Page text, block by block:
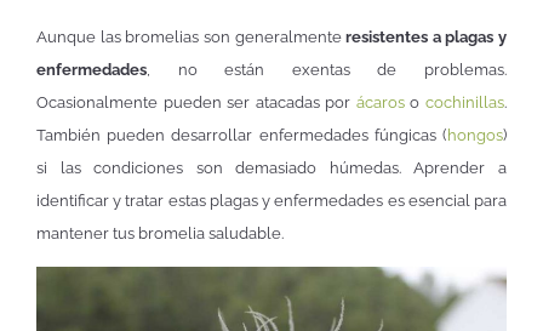
Aunque las bromelias son generalmenteresistentes a plagas y
enfermedades , no están exentas de problemas.
Ocasionalmente pueden ser atacadas por ácarosocochinillas.
También pueden desarrollar enfermedades fúngicas ( hongos)
si las condiciones son demasiado húmedas. Aprender a
identificar y tratar estas plagas y enfermedades es esencial para
mantener tus bromelia saludable.